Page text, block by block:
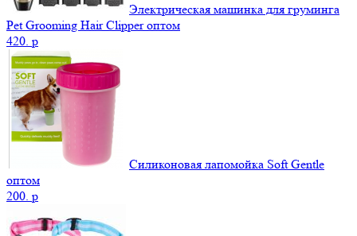
Электрическая машинка для груминга
Pet Grooming Hair Clipper оптом
420. p
Силиконовая лапомойка Soft Gentle
оптом
200. p